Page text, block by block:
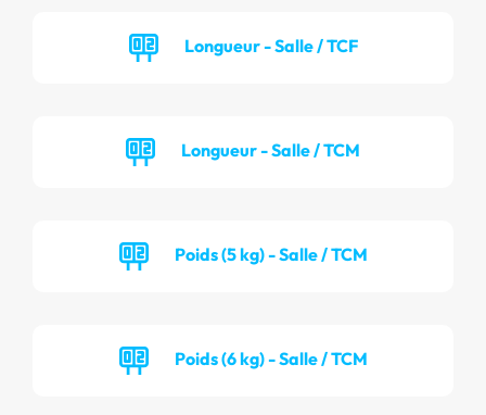
Longueur - Salle / TCF
Longueur - Salle / TCM
Poids (5 kg) - Salle / TCM
Poids (6 kg) - Salle / TCM